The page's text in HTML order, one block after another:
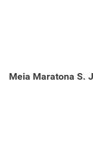
Meia Maratona S.